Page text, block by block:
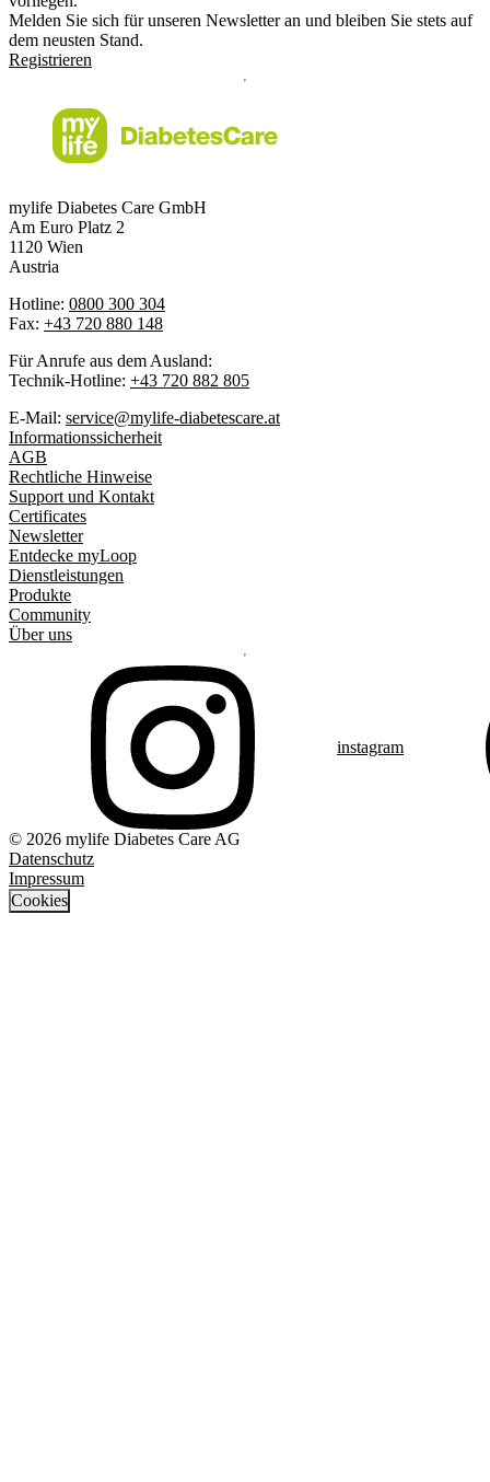
Melden Sie sich für unseren Newsletter an und bleiben Sie stets auf
dem neusten Stand.
Registrieren
mylife Diabetes Care GmbH
Am Euro Platz 2
1120 Wien
Austria
Hotline: 0800 300 304
Fax: +43 720 880 148
Für Anrufe aus dem Ausland:
Technik-Hotline: +43 720 882 805
E-Mail: service@mylife-diabetescare.at
Informationssicherheit
AGB
Rechtliche Hinweise
Support und Kontakt
Certificates
Newsletter
Entdecke myLoop
Dienstleistungen
Produkte
Community
Über uns
instagram
© 2026 mylife Diabetes Care AG
Datenschutz
Impressum
Cookies